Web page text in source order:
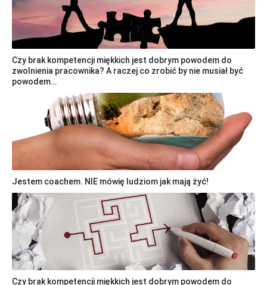
Czy brak kompetencji miękkich jest dobrym powodem do
zwolnienia pracownika? A raczej co zrobić by nie musiał być
powodem…
Jestem coachem. NIE mówię ludziom jak mają żyć!
Czy brak kompetencji miękkich jest dobrym powodem do